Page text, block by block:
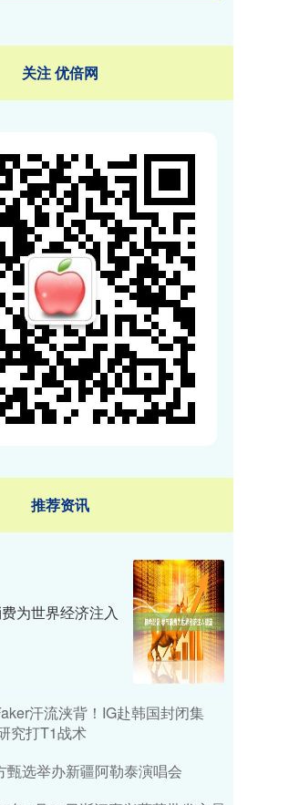
关注 优倍网
推荐资讯
为世界经济注入
汗流浃背！IG赴韩国封闭集
究打T1战术
甄选举办新疆阿勒泰演唱会